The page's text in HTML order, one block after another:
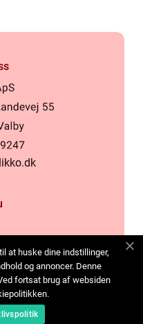
at huske dine indstillinger,
og annoncer. Denne
fortsat brug af websiden